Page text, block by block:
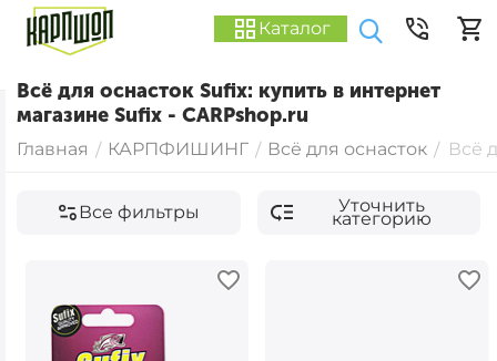
Каталог
Всё для оснасток Sufix: купить в интернет
магазине Sufix - CARPshop.ru
Главная / КАРПФИШИНГ / Всё для оснасток / Всё
Все фильтры Уточнить
категорию